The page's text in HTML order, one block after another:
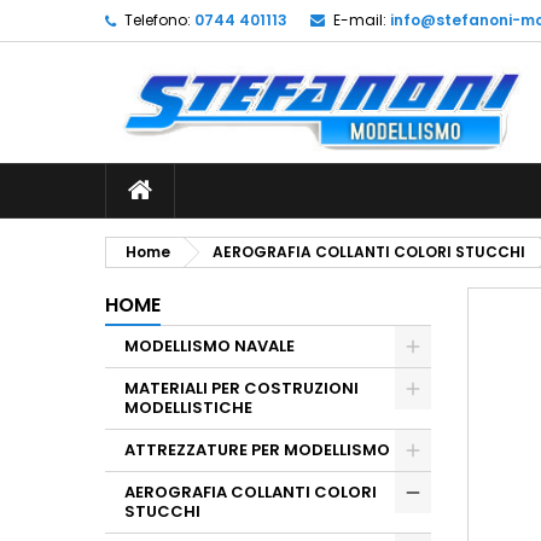
Telefono: 0744 401113 E-mail: info@stefanoni-
Home AEROGRAFIA COLLANTI COLORI STUCCHI
HOME
MODELLISMO NAVALE
MATERIALI PER COSTRUZIONI
MODELLISTICHE
ATTREZZATURE PER MODELLISMO
AEROGRAFIA COLLANTI COLORI
STUCCHI